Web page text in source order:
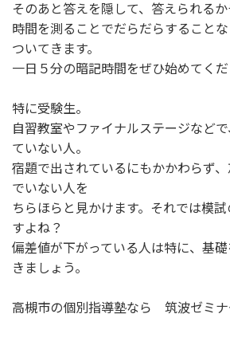
そのあと答えを隠して、答えられるか
時間を測ることでだらだらすること
ついてきます。
一日５分の暗記時間をぜひ始めてくだ
特に受験生。
自習教室やファイナルステージなど
ていない人。
宿題で出されているにもかかわらず
でいない人を
ちらほらと見かけます。それでは模
すよね？
偏差値が下がっている人は特に、基
きましょう。
高槻市の個別指導塾なら 筑波ゼミ